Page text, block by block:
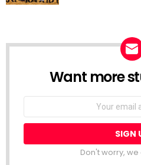
NEWSLETTER
Want more
Don't worry,